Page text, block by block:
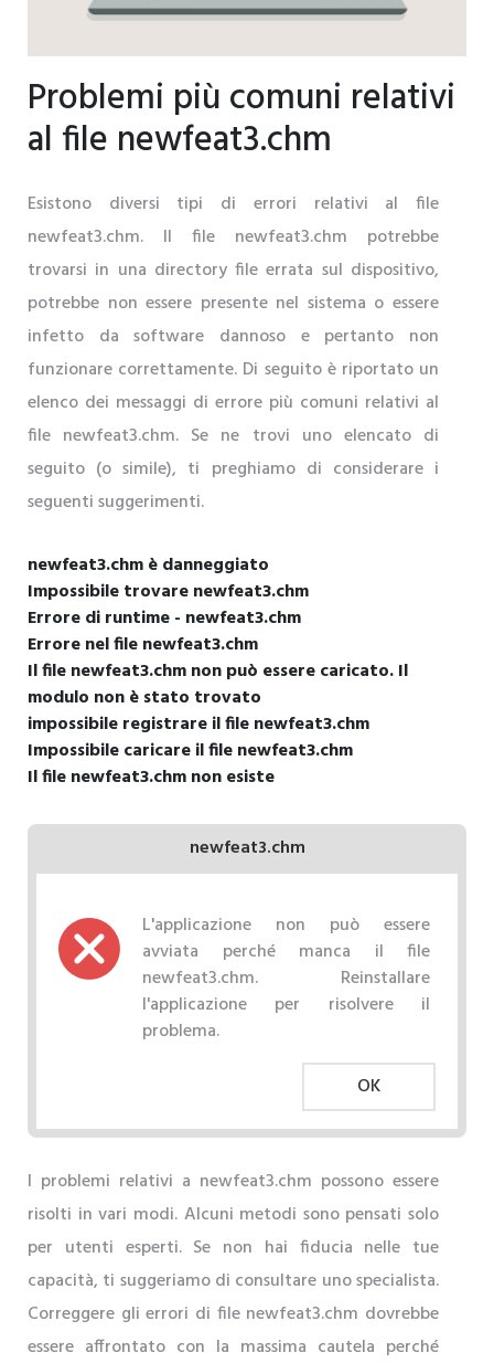
Problemi più comuni relativi
al file newfeat3.chm
Esistono diversi tipi di errori relativi al file
newfeat3.chm. Il file newfeat3.chm potrebbe
trovarsi in una directory file errata sul dispositivo,
potrebbe non essere presente nel sistema o essere
infetto da software dannoso e pertanto non
funzionare correttamente. Di seguito è riportato un
elenco dei messaggi di errore più comuni relativi al
file newfeat3.chm. Se ne trovi uno elencato di
seguito (o simile), ti preghiamo di considerare i
seguenti suggerimenti.
newfeat3.chm è danneggiato
Impossibile trovare newfeat3.chm
Errore di runtime - newfeat3.chm
Errore nel file newfeat3.chm
Il file newfeat3.chm non può essere caricato. Il
modulo non è stato trovato
impossibile registrare il file newfeat3.chm
Impossibile caricare il file newfeat3.chm
Il file newfeat3.chm non esiste
newfeat3.chm
L'applicazione non può essere
avviata perché manca il file
newfeat3.chm. Reinstallare
l'applicazione per risolvere il
problema.
OK
I problemi relativi a newfeat3.chm possono essere
risolti in vari modi. Alcuni metodi sono pensati solo
per utenti esperti. Se non hai fiducia nelle tue
capacità, ti suggeriamo di consultare uno specialista.
Correggere gli errori di file newfeat3.chm dovrebbe
essere affrontato con la massima cautela perché